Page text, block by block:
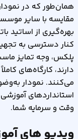
همان‌طور که در
مقایسه با سایر
بهره‌گیری از اساتید
کنار دسترسی به
پلکس، وجه تمایز
دارند، کارگاه‌های
می‌کنند. نمودار
استانداردهای
وقت و سرمایه شما.
ویدیو های